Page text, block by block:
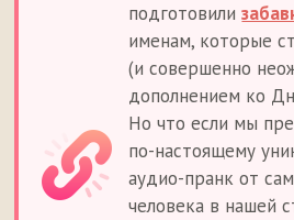
подготовили
именам, которые
(и совершенно
дополнением ко
Но что если мы
по-настоящему
аудио-пранк от
человека в нашей